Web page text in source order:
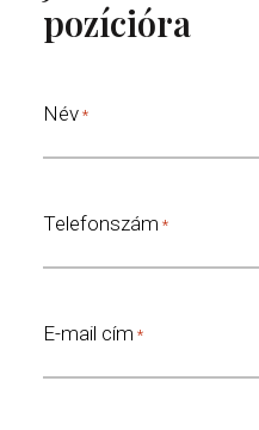
pozícióra
Név *
Telefonszám *
E-mail cím *